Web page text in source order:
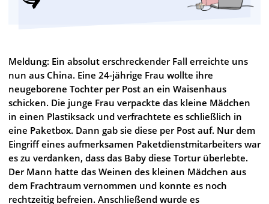
Meldung: Ein absolut erschreckender Fall erreichte uns
nun aus China. Eine 24-jährige Frau wollte ihre
neugeborene Tochter per Post an ein Waisenhaus
schicken. Die junge Frau verpackte das kleine Mädchen
in einen Plastiksack und verfrachtete es schließlich in
eine Paketbox. Dann gab sie diese per Post auf. Nur dem
Eingriff eines aufmerksamen Paketdienstmitarbeiters war
es zu verdanken, dass das Baby diese Tortur überlebte.
Der Mann hatte das Weinen des kleinen Mädchen aus
dem Frachtraum vernommen und konnte es noch
rechtzeitig befreien. Anschließend wurde es